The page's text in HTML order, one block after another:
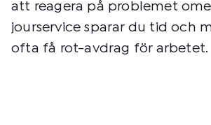
att reagera på problemet
jourservice sparar du tid och
ofta få rot-avdrag för arbetet.